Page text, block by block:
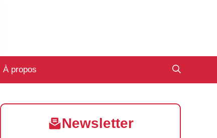
À propos
Newsletter